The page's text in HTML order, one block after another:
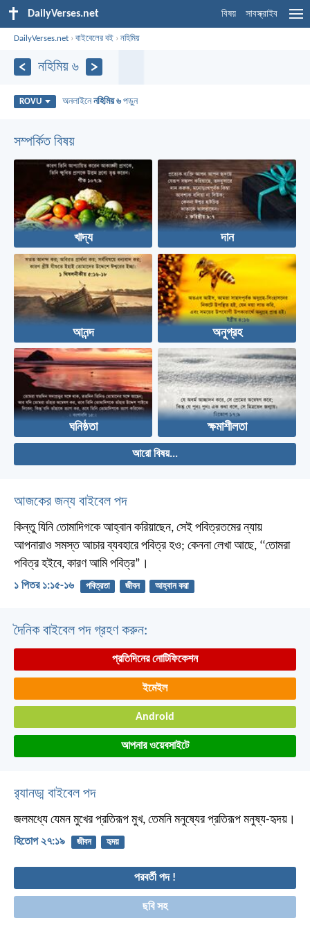
DailyVerses.net বিষয় সাবস্ক্রাইব
DailyVerses.net ›বাইবেলের বই ›নহিমিয়
নহিমিয় ৬
ROVU অনলাইনেনহিমিয় ৬ পড়ুন
সম্পর্কিত বিষয়
খাদ্য দান
আনন্দ অনুগ্রহ
ঘনিষ্ঠতা ক্ষমাশীলতা
আরো বিষয়...
আজকের জন্য বাইবেল পদ
কিন্তু যিনি তোমাদিগকে আহ্বান করিয়াছেন, সেই পবিত্রতমের ন্যায়
আপনারাও সমস্ত আচার ব্যবহারে পবিত্র হও; কেননা লেখা আছে, ‘‘তোমরা
পবিত্র হইবে, কারণ আমি পবিত্র”।
১ পিতর ১:১৫-১৬ পবিত্রতা জীবন আহ্বান করা
দৈনিক বাইবেল পদ গ্রহণ করুন:
প্রতিদিনের নোটিফিকেশন
ইমেইল
Android
আপনার ওয়েবসাইটে
র‌্যানড্ম বাইবেল পদ
জলমধ্যে যেমন মুখের প্রতিরূপ মুখ, তেমনি মনুষ্যের প্রতিরূপ মনুষ্য-হৃদয়।
হিতোপ ২৭:১৯ জীবন হৃদয়
পরবর্তী পদ !
ছবি সহ